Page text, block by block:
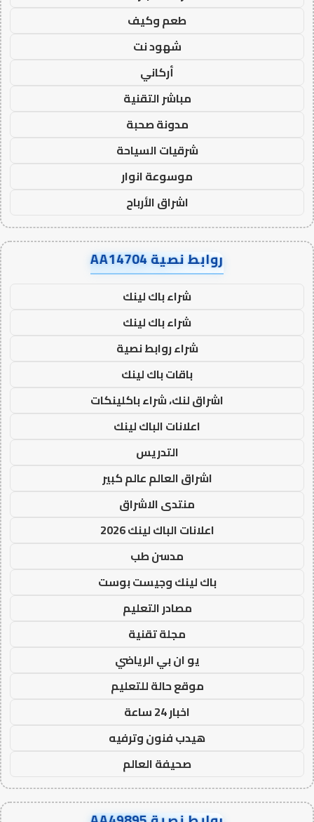
طعم وكيف
شهود نت
أركاني
مباشر التقنية
مدونة صحبة
شرقيات السياحة
موسوعة انوار
اشراق الأرباح
روابط نصية AA14704
شراء باك لينك
شراء باك لينك
شراء روابط نصية
باقات باك لينك
اشراق لنك، شراء باكلينكات
اعلانات الباك لينك
التدريس
اشراق العالم عالم كبير
منتدى الاشراق
اعلانات الباك لينك 2026
مدسن طب
باك لينك وجيست بوست
مصادر التعليم
مجلة تقنية
يو ان بي الرياضي
موقع حالة للتعليم
اخبار 24 ساعة
هيدب فنون وترفيه
صحيفة العالم